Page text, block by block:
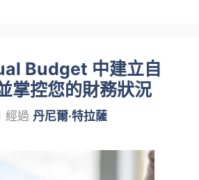
Budget 中建立自
掌控您的財務狀況
經過 丹尼爾·特拉薩